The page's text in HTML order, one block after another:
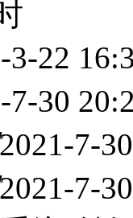
3-22
7-30
2021-7-
2021-7-